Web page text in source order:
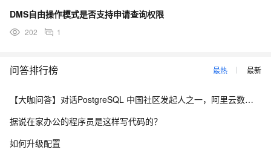
DMS自由操作模式是否支持申请查询权限
202 1
问答排行榜 最热 最新
【大咖问答】对话PostgreSQL 中国社区发起人之一，阿里云数据库高级专家 德哥
据说在家办公的程序员是这样写代码的？
如何升级配置